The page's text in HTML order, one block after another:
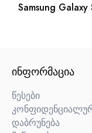
Samsung
ᲘᲜᲤᲝᲠᲛᲐᲪᲘᲐ
წესები
დაბრუნება